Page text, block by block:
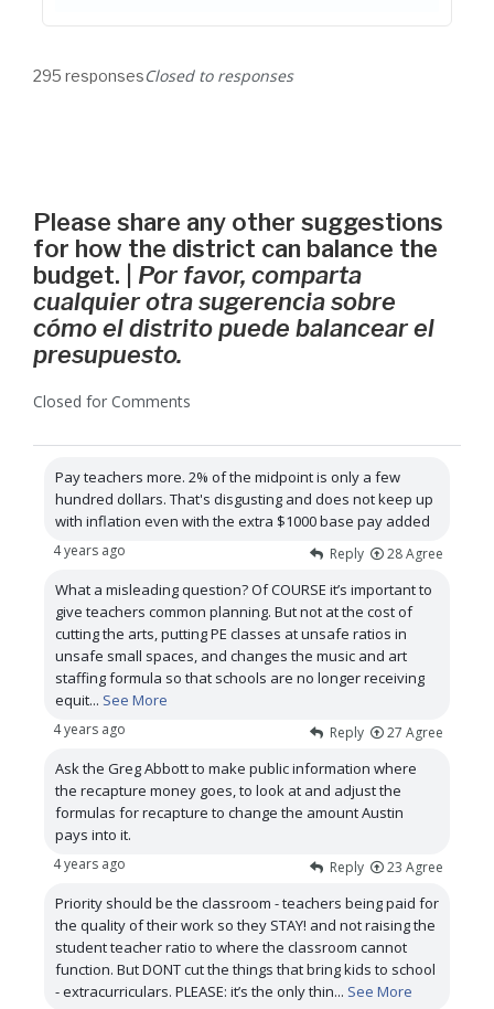
Closed to responses
295 responses
Please share any other suggestions
for how the district can balance the
budget. | Por favor, comparta
cualquier otra sugerencia sobre
cómo el distrito puede balancear el
presupuesto.
Closed for Comments
Pay teachers more. 2% of the midpoint is only a few
hundred dollars. That's disgusting and does not keep up
with inflation even with the extra $1000 base pay added
Reply 28Agree
4 years ago
What a misleading question? Of COURSE it’s important to
give teachers common planning. But not at the cost of
cutting the arts, putting PE classes at unsafe ratios in
unsafe small spaces, and changes the music and art
staffing formula so that schools are no longer receiving
equit... See More
Reply 27 Agree
4 years ago
Ask the Greg Abbott to make public information where
the recapture money goes, to look at and adjust the
formulas for recapture to change the amount Austin
pays into it.
Reply 23 Agree
4 years ago
Priority should be the classroom - teachers being paid for
the quality of their work so they STAY! and not raising the
student teacher ratio to where the classroom cannot
function. But DONT cut the things that bring kids to school
- extracurriculars. PLEASE: it’s the only thin... See More